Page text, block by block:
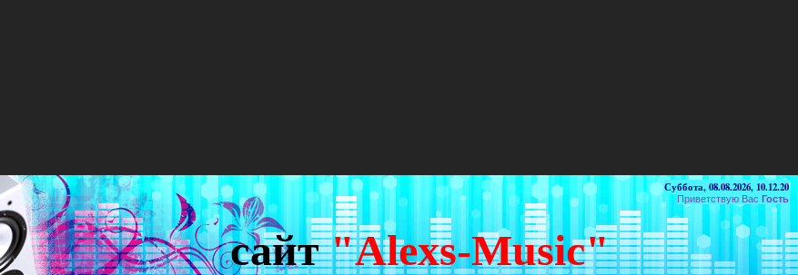
Суббота, 08.08.2026, 10.12.20
Приветствую Вас Гость
сайт "Alexs-Music"